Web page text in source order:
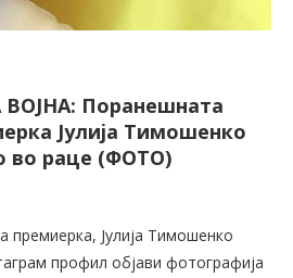
Поранешната
Јулија Тимошенко
во раце (ФОТО)
премиерка, Јулија Тимошенко
профил објави фотографија